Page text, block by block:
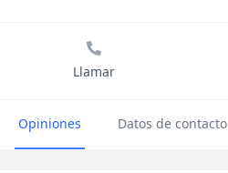
Llamar
Opiniones Datos de contacto